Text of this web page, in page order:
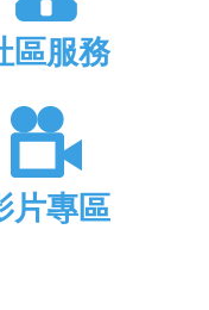
區服務
片專區